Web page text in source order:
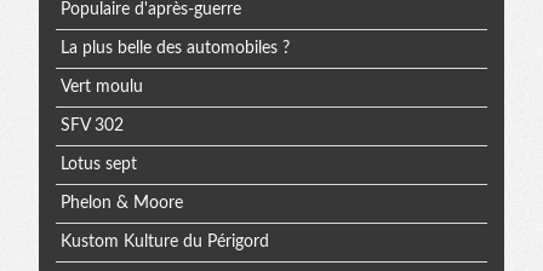
Populaire d'après-guerre
La plus belle des automobiles ?
Vert moulu
SFV 302
Lotus sept
Phelon & Moore
Kustom Kulture du Périgord